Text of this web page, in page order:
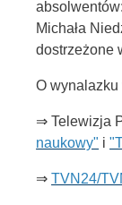
Michała
dostrzeżone
O wynalazku
⇒ Telewizja
naukowy" i
⇒TVN24/